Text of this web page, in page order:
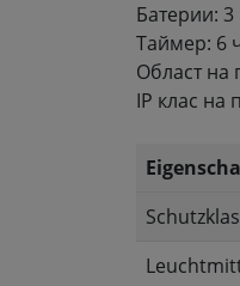
Батерии:
Таймер: 6
Област на
IP клас на